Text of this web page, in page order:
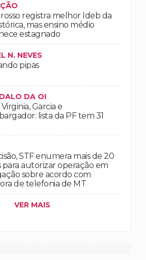
registra melhor Ideb da
mas ensino médio
estagnado
N. NEVES
pipas
DA OI
Garcia e
lista da PF tem 31
STF enumera mais de 20
para autorizar operação em
sobre acordo com
de telefonia de MT
VER MAIS